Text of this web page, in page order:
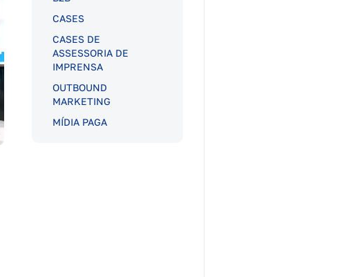
CASES
CASES DE
ASSESSORIA DE
IMPRENSA
OUTBOUND
MARKETING
MÍDIA PAGA